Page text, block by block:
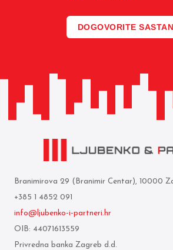
DOGOVORITE
Branimirova 29 (Branimir Centar), 10000
+385 1 4852 091
info@ljubenko-i-partneri.hr
OIB: 44071613559
Privredna banka Zagreb d.d.